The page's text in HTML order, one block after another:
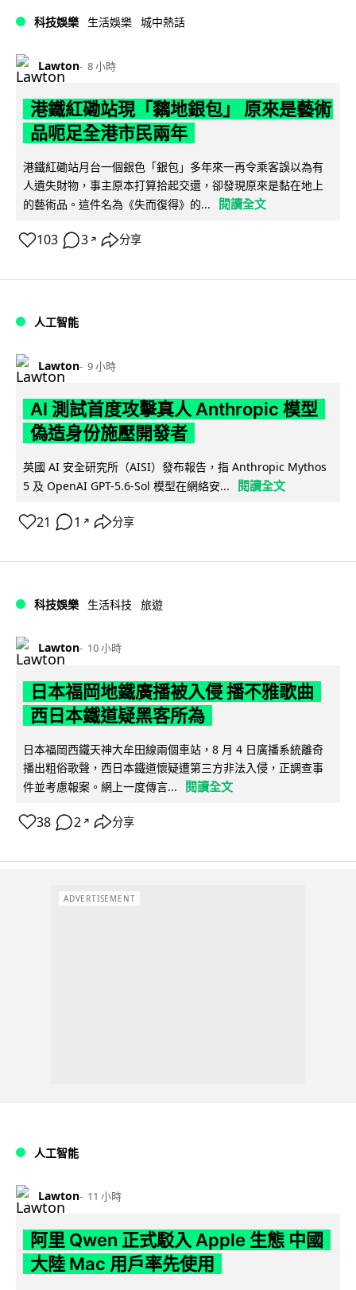
科技娛樂 生活娛樂 城中熱話
Lawton 8 小時
港鐵紅磡站現「黐地銀包」 原來是藝術
品呃足全港市民兩年
港鐵紅磡站月台一個銀色「銀包」多年來一再令乘客誤以為有
人遺失財物，事主原本打算拾起交還，卻發現原來是黏在地上
的藝術品。這件名為《失而復得》的...
閱讀全文
103 3 ↗ 分享
人工智能
Lawton 9 小時
AI 測試首度攻擊真人 Anthropic 模型
偽造身份施壓開發者
英國 AI 安全研究所（AISI）發布報告，指 Anthropic Mythos
5 及 OpenAI GPT-5.6-Sol 模型在網絡安...
閱讀全文
21 1 ↗ 分享
科技娛樂 生活科技 旅遊
Lawton 10 小時
日本福岡地鐵廣播被入侵 播不雅歌曲
西日本鐵道疑黑客所為
日本福岡西鐵天神大牟田線兩個車站，8 月 4 日廣播系統離奇
播出粗俗歌聲，西日本鐵道懷疑遭第三方非法入侵，正調查事
件並考慮報案。網上一度傳言...
閱讀全文
38 2 ↗ 分享
ADVERTISEMENT
人工智能
Lawton 11 小時
阿里 Qwen 正式駁入 Apple 生態 中國
大陸 Mac 用戶率先使用